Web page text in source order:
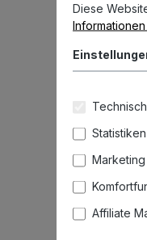
Diese
Informationen
Statistiken
Marketing
Affiliate